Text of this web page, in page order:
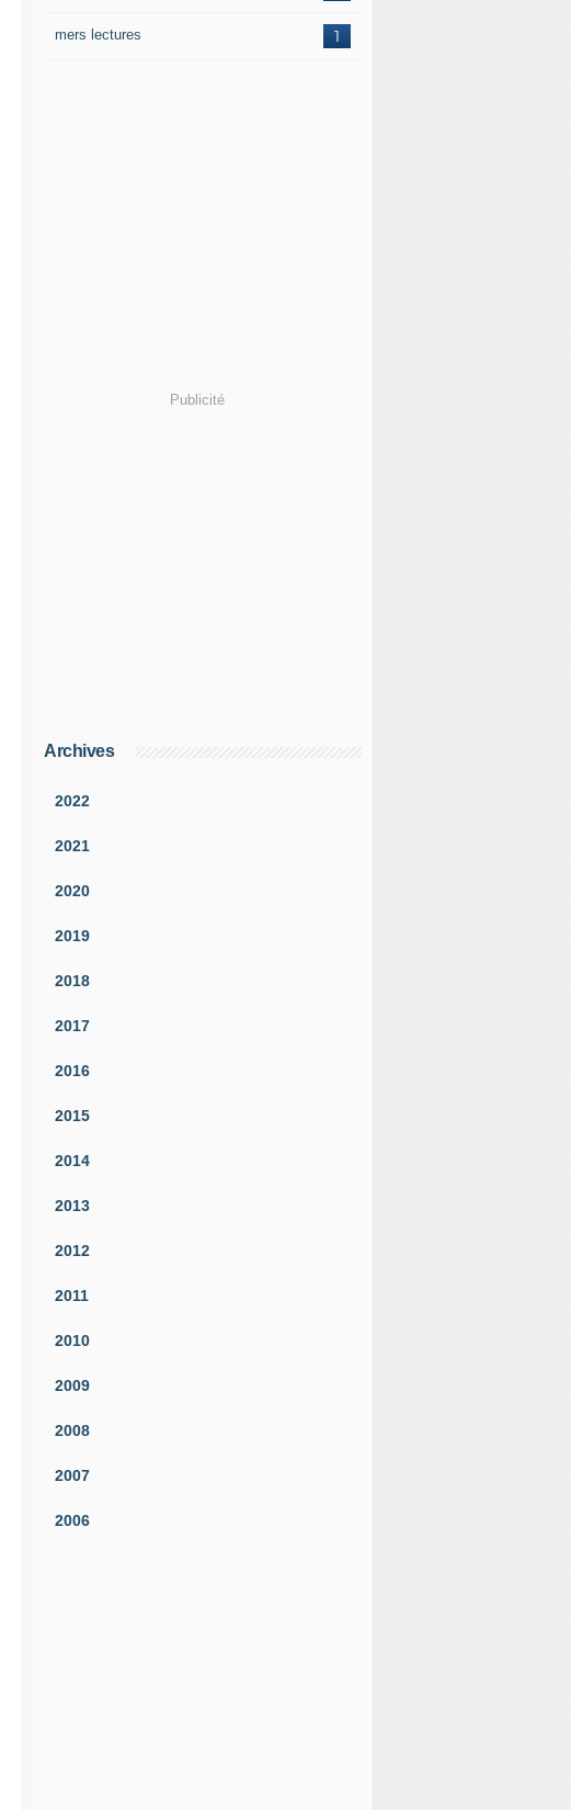
1
mers lectures
Publicité
Archives
2022
2021
2020
2019
2018
2017
2016
2015
2014
2013
2012
2011
2010
2009
2008
2007
2006